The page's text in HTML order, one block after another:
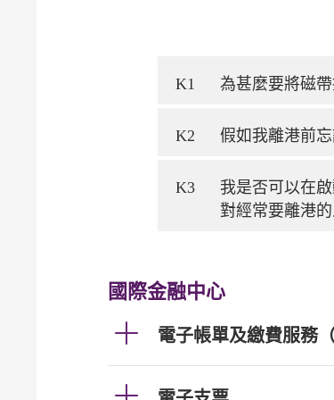
K1 為甚麼要將磁
K2 假如我離港前
K3
我是否可以在
對經常要離港
國際金融中心
電子帳單及繳費服務（